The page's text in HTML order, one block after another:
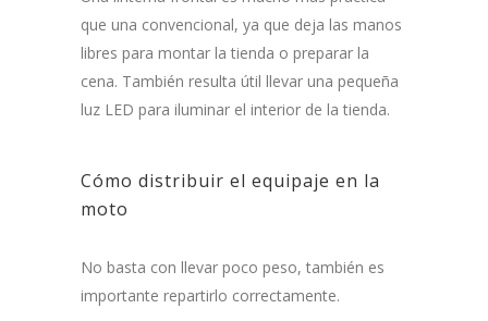
que una convencional, ya que deja las manos
libres para montar la tienda o preparar la
cena. También resulta útil llevar una pequeña
luz LED para iluminar el interior de la tienda.
Cómo distribuir el equipaje en la
moto
No basta con llevar poco peso, también es
importante repartirlo correctamente.